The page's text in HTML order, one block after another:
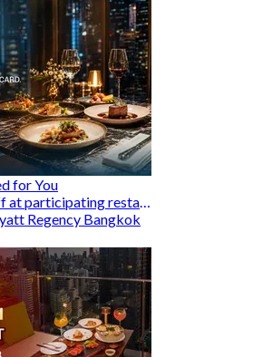
for You
Enjoy up to THB 400 off at participating restaurants.
Regency Bangkok